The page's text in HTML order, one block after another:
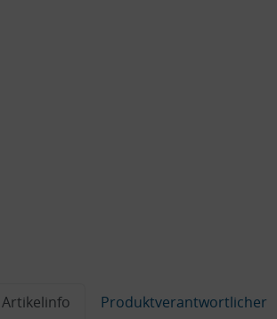
Artikelinfo Produktverantwortlicher